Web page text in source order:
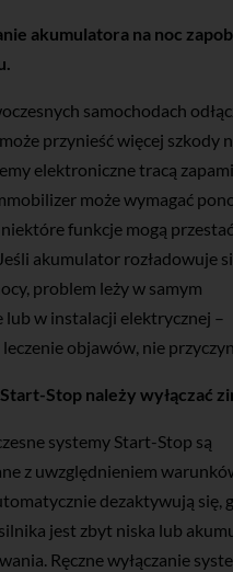
akumulatora na noc
samochodach
przynieść więcej szkody
elektroniczne tracą
może wymagać
funkcje mogą
akumulator rozładowuje
problem leży w samym
lub w instalacji elektrycznej –
objawów, nie
Stop należy wyłączać
systemy Start-Stop są
z uwzględnieniem
dezaktywują się,
jest zbyt niska lub
Ręczne wyłączanie